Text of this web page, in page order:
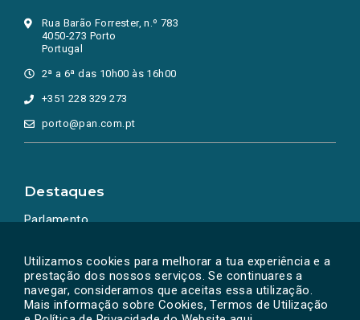
Utilizamos cookies para melhorar a tua experiência e a
prestação dos nossos serviços. Se continuares a
navegar, consideramos que aceitas essa utilização.
Mais informação sobre Cookies, Termos de Utilização
Rua Barão Forrester, n.º 783
4050-273 Porto
Portugal
2ª a 6ª das 10h00 às 16h00
+351 228 329 273
porto@pan.com.pt
Destaques
Parlamento